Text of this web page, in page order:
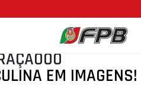
EM IMAGENS!